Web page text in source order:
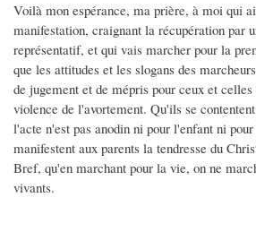
Voilà mon espérance, ma prière, à moi qui
manifestation, craignant la récupération par
représentatif, et qui vais marcher pour la
que les attitudes et les slogans des
de jugement et de mépris pour ceux et
violence de l'avortement. Qu'ils se
l'acte n'est pas anodin ni pour l'enfant ni
manifestent aux parents la tendresse du
Bref, qu'en marchant pour la vie, on ne
vivants.